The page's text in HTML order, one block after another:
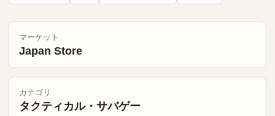
マーケット
Japan Store
カテゴリ
タクティカル・サバゲー